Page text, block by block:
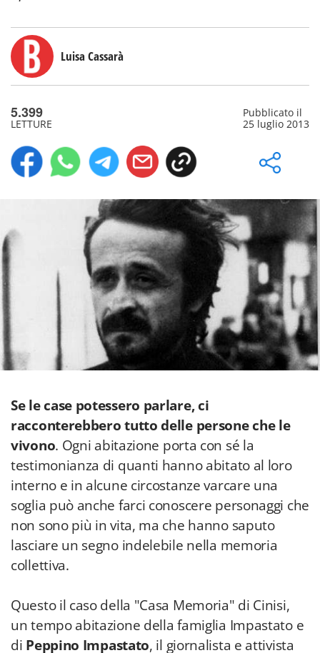
Luisa Cassarà
5.399
LETTURE
Pubblicato il
25 luglio 2013
Se le case potessero parlare, ci
racconterebbero tutto delle persone che le
vivono. Ogni abitazione porta con sé la
testimonianza di quanti hanno abitato al loro
interno e in alcune circostanze varcare una
soglia può anche farci conoscere personaggi che
non sono più in vita, ma che hanno saputo
lasciare un segno indelebile nella memoria
collettiva.
Questo il caso della "Casa Memoria" di Cinisi,
un tempo abitazione della famiglia Impastato e
di Peppino Impastato, il giornalista e attivista